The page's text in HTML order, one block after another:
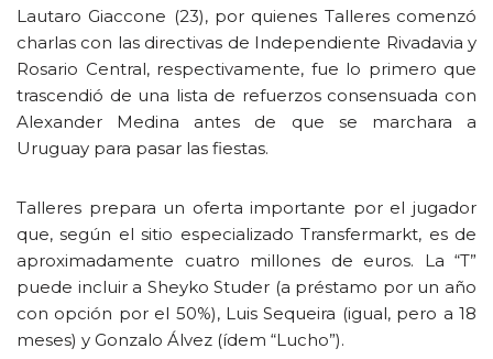
Lautaro Giaccone (23), por quienes Talleres comenzó
charlas con las directivas de Independiente Rivadavia y
Rosario Central, respectivamente, fue lo primero que
trascendió de una lista de refuerzos consensuada con
Alexander Medina antes de que se marchara a
Uruguay para pasar las fiestas.
Talleres prepara un oferta importante por el jugador
que, según el sitio especializado Transfermarkt, es de
aproximadamente cuatro millones de euros. La “T”
puede incluir a Sheyko Studer (a préstamo por un año
con opción por el 50%), Luis Sequeira (igual, pero a 18
meses) y Gonzalo Álvez (ídem “Lucho”).